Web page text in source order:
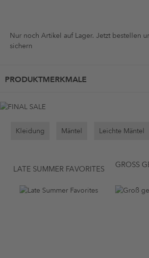
Nur noch Artikel auf Lager. Jetzt bestellen
sichern
PRODUKTMERKMALE
Kleidung Mäntel Leichte Mäntel
LATE SUMMER FAVORITES
GROSS